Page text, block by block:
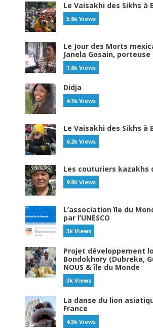
Le Vaisakhi des Sikhs à
5.6k Views
Le Jour des Morts
Janela Gosain,
1.6k Views
Didja
4.1k Views
Le Vaisakhi des Sikhs à
6.2k Views
Les couturiers kazakhs
9.8k Views
L’association île du
par l’UNESCO
3k Views
Projet développement
Bondokhory (Dubreka,
NOUS & île du Monde
3k Views
La danse du lion
France
4.3k Views